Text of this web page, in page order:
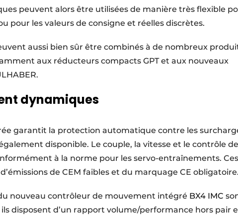
peuvent alors être utilisées de manière très flexible
pour les valeurs de consigne et réelles discrètes.
aussi bien sûr être combinés à de nombreux
aux réducteurs compacts GPT et aux nouveaux
dynamiques
garantit la protection automatique contre les
disponible. Le couple, la vitesse et le contrôle
à la norme pour les servo-entraînements. Ces
de CEM faibles et du marquage CE obligatoire.
nouveau contrôleur de mouvement intégré BX4 IMC
disposent d’un rapport volume/performance hors pair